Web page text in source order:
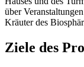
über
Kräuter des
Ziele des